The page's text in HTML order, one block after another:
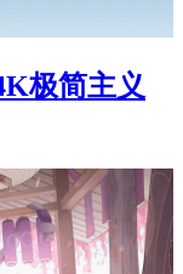
极简主义